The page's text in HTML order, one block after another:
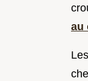
au